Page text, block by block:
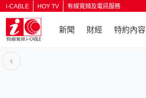
i-CABLE HOY TV 有線寬頻及電訊服務
新聞 財經 特約內容
返回